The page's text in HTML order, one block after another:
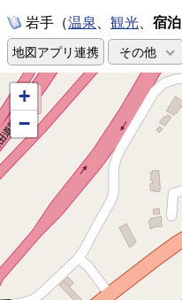
岩手（温泉 、 観光、 宿泊
地図アプリ連携 その他
+
−